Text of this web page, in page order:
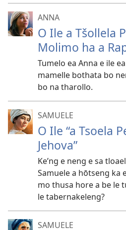
ANNA
O Ile a Tšollela
Molimo ha a
Tumelo ea Anna e ile
mamelle bothata bo
bo na tharollo.
SAMUELE
O Ile “a Tsoela
Jehova”
Ke’ng e neng e sa
Samuele a hōtseng ka
mo thusa hore a be le
le tabernakeleng?
SAMUELE